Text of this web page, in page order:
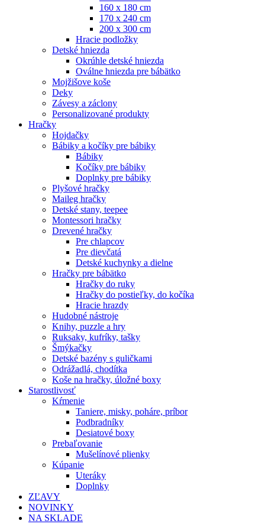
160 x 180 cm
170 x 240 cm
200 x 300 cm
Hracie podložky
Detské hniezda
Okrúhle detské hniezda
Oválne hniezda pre bábätko
Mojžišove koše
Deky
Závesy a záclony
Personalizované produkty
Hračky
Hojdačky
Bábiky a kočíky pre bábiky
Bábiky
Kočíky pre bábiky
Doplnky pre bábiky
Plyšové hračky
Maileg hračky
Detské stany, teepee
Montessori hračky
Drevené hračky
Pre chlapcov
Pre dievčatá
Detské kuchynky a dielne
Hračky pre bábätko
Hračky do ruky
Hračky do postieľky, do kočíka
Hracie hrazdy
Hudobné nástroje
Knihy, puzzle a hry
Ruksaky, kufríky, tašky
Šmýkačky
Detské bazény s guličkami
Odrážadlá, chodítka
Koše na hračky, úložné boxy
Starostlivosť
Kŕmenie
Taniere, misky, poháre, príbor
Podbradníky
Desiatové boxy
Prebaľovanie
Mušelínové plienky
Kúpanie
Uteráky
Doplnky
ZĽAVY
NOVINKY
NA SKLADE